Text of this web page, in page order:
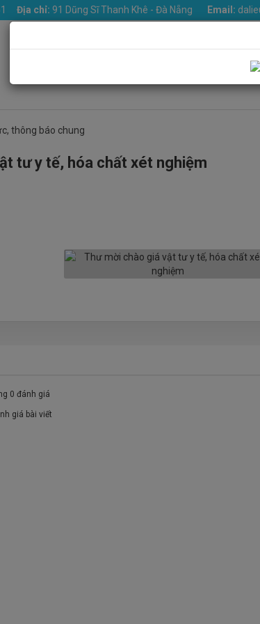
Địa chỉ: 91 Dũng Sĩ Thanh Khê - Đà Nẵng Email:
Trang chủ Giới thiệu Khoa phòng Dịch
thông báo chung
tư y tế, hóa chất xét nghiệm
0 đánh giá
giá bài viết